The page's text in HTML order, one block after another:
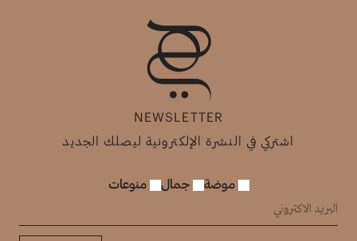
NEWSLETTER
اشتركي في النشرة الإلكترونية ليصلك الجديد
موضة جمال منوعات